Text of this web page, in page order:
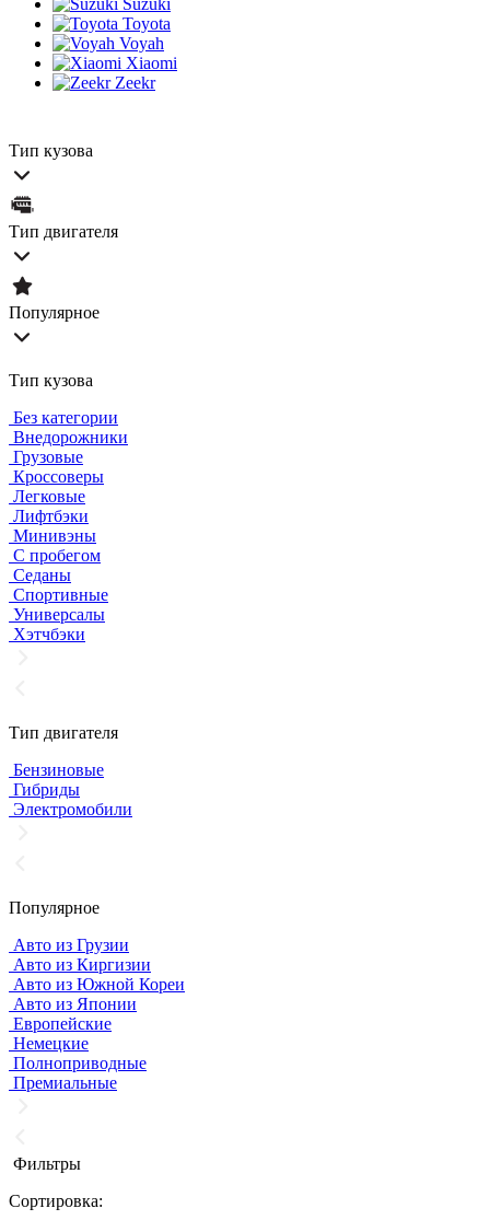
Toyota
Voyah
Xiaomi
Zeekr
Тип кузова
Тип двигателя
Популярное
Тип кузова
Без категории
Внедорожники
Грузовые
Кроссоверы
Легковые
Лифтбэки
Минивэны
С пробегом
Седаны
Спортивные
Универсалы
Хэтчбэки
Тип двигателя
Бензиновые
Гибриды
Электромобили
Популярное
Авто из Грузии
Авто из Киргизии
Авто из Южной Кореи
Авто из Японии
Европейские
Немецкие
Полноприводные
Премиальные
Фильтры
Сортировка: